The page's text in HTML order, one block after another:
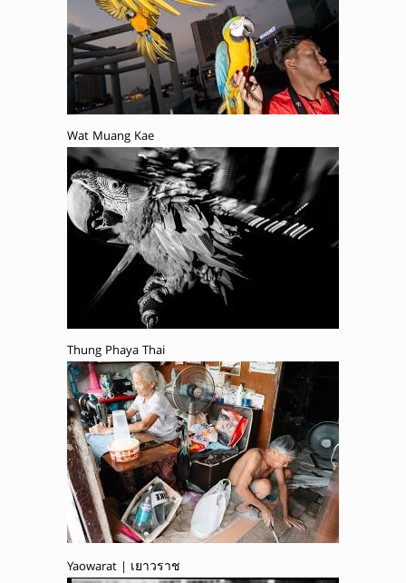
Wat Muang Kae
Thung Phaya Thai
Yaowarat | เยาวราช